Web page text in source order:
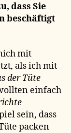
dass Sie
beschäftigt
mit
als ich mit
der Tüte
einfach
sein, dass
packen